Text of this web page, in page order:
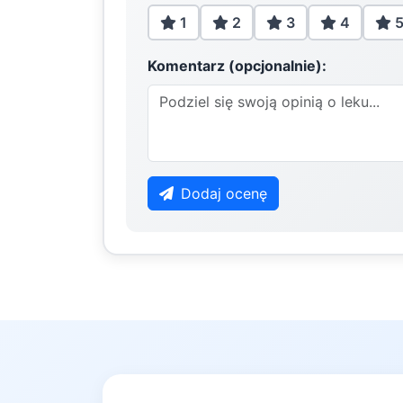
1 2 3 4 5
Komentarz (opcjonalnie):
Dodaj ocenę